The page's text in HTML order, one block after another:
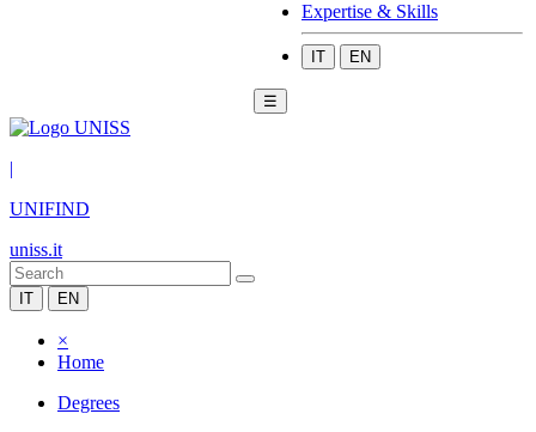
Expertise & Skills
IT EN
☰
|
UNIFIND
uniss.it
IT EN
×
Home
Degrees